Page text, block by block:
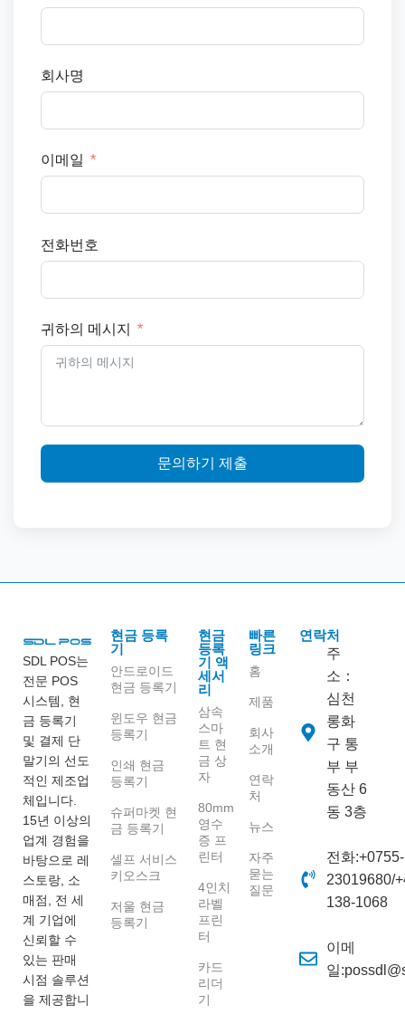
회사명
이메일
전화번호
귀하의 메시지
문의하기 제출
SDL POS는
전문 POS
시스템, 현
금 등록기
및 결제 단
말기의 선도
적인 제조업
체입니다.
15년 이상의
업계 경험을
바탕으로 레
스토랑, 소
매점, 전 세
계 기업에
신뢰할 수
있는 판매
시점 솔루션
을 제공합니
현금 등록
기
안드로이드
현금 등록기
윈도우 현금
등록기
인쇄 현금
등록기
슈퍼마켓 현
금 등록기
셀프 서비스
키오스크
저울 현금
등록기
현금
등록
기 액
세서
리
삼속
스마
트 현
금 상
자
80mm
영수
증 프
린터
4인치
라벨
프린
터
카드
리더
기
빠른
링크
홈
제품
회사
소개
연락
처
뉴스
자주
묻는
질문
연락처
주
소：
심천
롱화
구 통
부 부
동산 6
동 3층
전화:+0755-
23019680/
138-1068
이메
일